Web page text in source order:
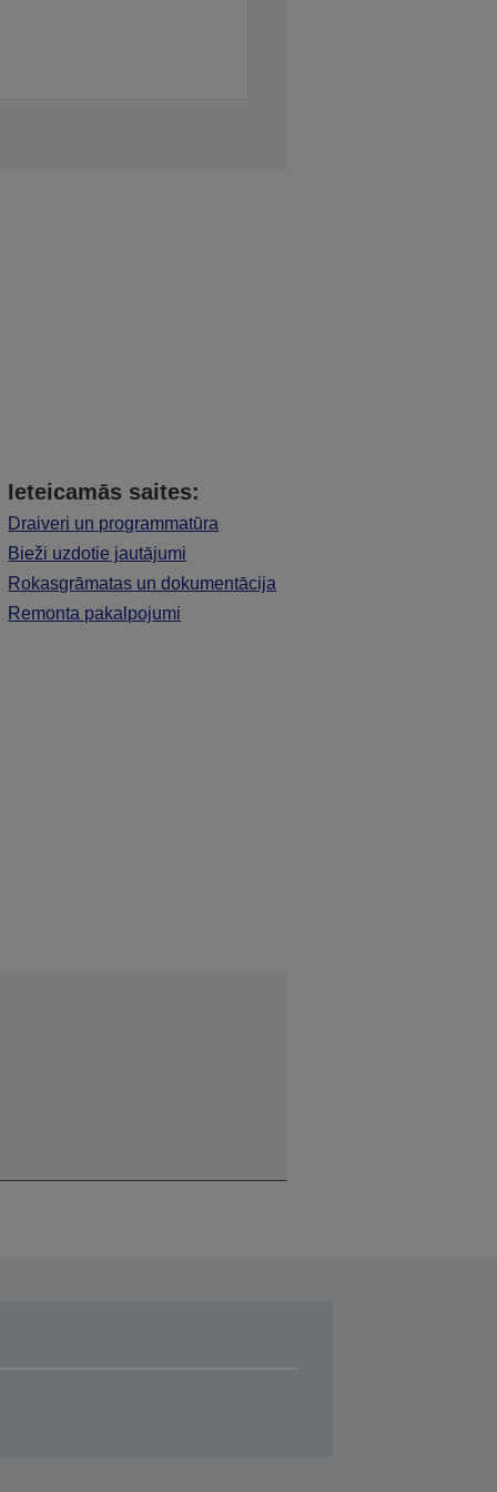
Ieteicamās saites:
Draiveri un programmatūra
Bieži uzdotie jautājumi
Rokasgrāmatas un dokumentācija
Remonta pakalpojumi